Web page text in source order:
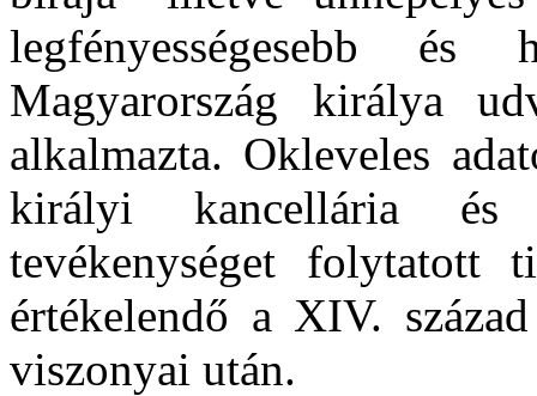
legfényességesebb
Magyarország királya
alkalmazta. Okleveles
királyi kancellária és
tevékenységet folytatott
értékelendő a XIV.
viszonyai után.